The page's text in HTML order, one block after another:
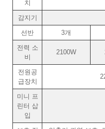
치
감지기
선반
3개
전력 소
비
2100W
전원공
급장치
미니 프
린터 삽
입